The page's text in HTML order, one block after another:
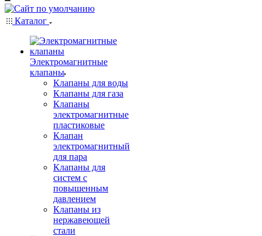
Каталог
Электромагнитные
клапаны
Клапаны для воды
Клапаны для газа
Клапаны
электромагнитные
пластиковые
Клапан
электромагнитный
для пара
Клапаны для
систем с
повышенным
давлением
Клапаны из
нержавеющей
стали